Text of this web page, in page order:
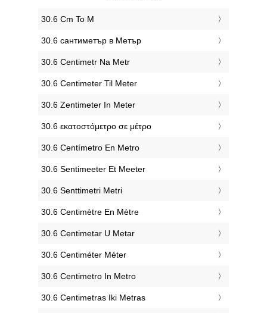
‎30.6 Cm To M
‎30.6 сантиметър в Метър
‎30.6 Centimetr Na Metr
‎30.6 Centimeter Til Meter
‎30.6 Zentimeter In Meter
‎30.6 εκατοστόμετρο σε μέτρο
‎30.6 Centímetro En Metro
‎30.6 Sentimeeter Et Meeter
‎30.6 Senttimetri Metri
‎30.6 Centimètre En Mètre
‎30.6 Centimetar U Metar
‎30.6 Centiméter Méter
‎30.6 Centimetro In Metro
‎30.6 Centimetras Iki Metras